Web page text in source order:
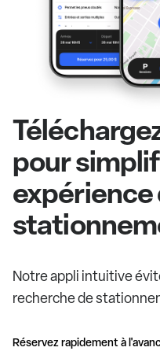
pour
expérience
Notre appli intuitive
recherche de
Réservez rapidement à